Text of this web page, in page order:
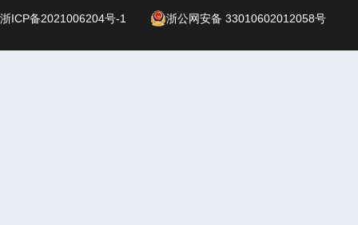
浙ICP备2021006204号-1 浙公网安备 33010602012058号